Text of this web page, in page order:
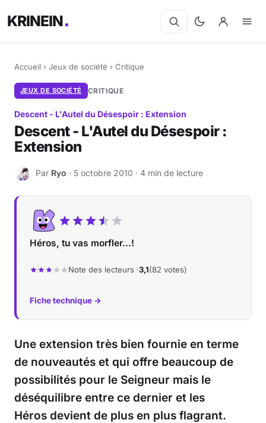
KRINEIN
Accueil › Jeux de société › Critique
JEUX DE SOCIÉTÉ CRITIQUE
Descent - L'Autel du Désespoir : Extension
Descent - L'Autel du Désespoir :
Extension
R Par Ryo · 5 octobre 2010 · 4 min de lecture
Héros, tu vas morfler...!
Note des lecteurs ·3,1(82 votes)
Fiche technique →
Une extension très bien fournie en terme
de nouveautés et qui offre beaucoup de
possibilités pour le Seigneur mais le
déséquilibre entre ce dernier et les
Héros devient de plus en plus flagrant.